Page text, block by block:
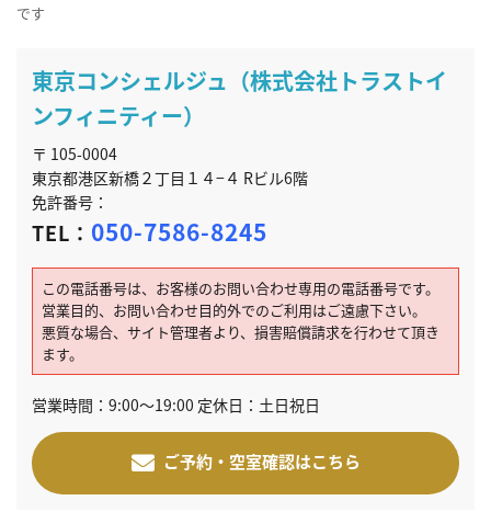
です
東京コンシェルジュ（株式会社トラストイ
ンフィニティー）
〒 105-0004
東京都港区新橋２丁目１４−４ Rビル6階
免許番号：
TEL： 050-7586-8245
この電話番号は、お客様のお問い合わせ専用の電話番号です。
営業目的、お問い合わせ目的外でのご利用はご遠慮下さい。
悪質な場合、サイト管理者より、損害賠償請求を行わせて頂き
ます。
営業時間：9:00～19:00 定休日：土日祝日
ご予約・空室確認はこちら